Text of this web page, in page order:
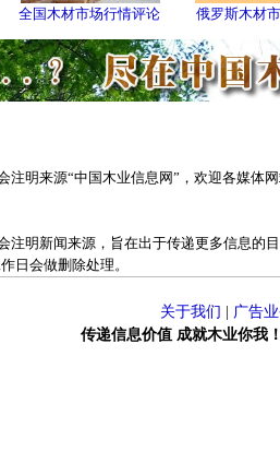
全国木材市场行情评论 俄罗斯木材
注明来源“中国木业信息网”，欢迎各媒体
注明新闻来源，旨在出于传递更多信息的
日会做删除处理。
关于我们
广告
传递信息价值 成就木业你我